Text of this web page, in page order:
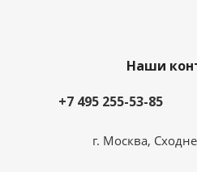
Наши
+7 495 255-53-85
г. Москва,